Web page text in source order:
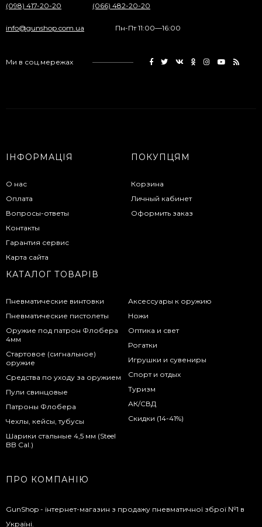
(098) 417-20-20 (066) 482-20-20
info@gunshop.com.ua Пн-Пт 11:00—16:00
Ми в соц.мережах
ІНФОРМАЦІЯ
О нас
Оплата
Вопросы-ответы
Контакты
Гарантия сервис
Карта сайта
ПОКУПЦЯМ
Корзина
Личный кабинет
Оформить заказ
КАТАЛОГ ТОВАРІВ
Пневматические винтовки
Пневматические пистолеты
Оружие под патрон Флобера
4мм
Стартовое (сигнальное)
оружие
Средства по уходу за оружием
Пули свинцовые
Патроны Флобера
Чехлы, кейсы, тубусы
Шарики стальные 4,5 мм (Steel
BB Cal.)
Аксессуары к оружию
Ножи
Оптика и свет
Рогатки
Игрушки и сувениры
Спорт и отдых
Туризм
АК/СВД
Скидки (14-41%)
ПРО КОМПАНІЮ
GunShop - інтернет-магазин з продажу пневматичної зброї №1 в
Україні.